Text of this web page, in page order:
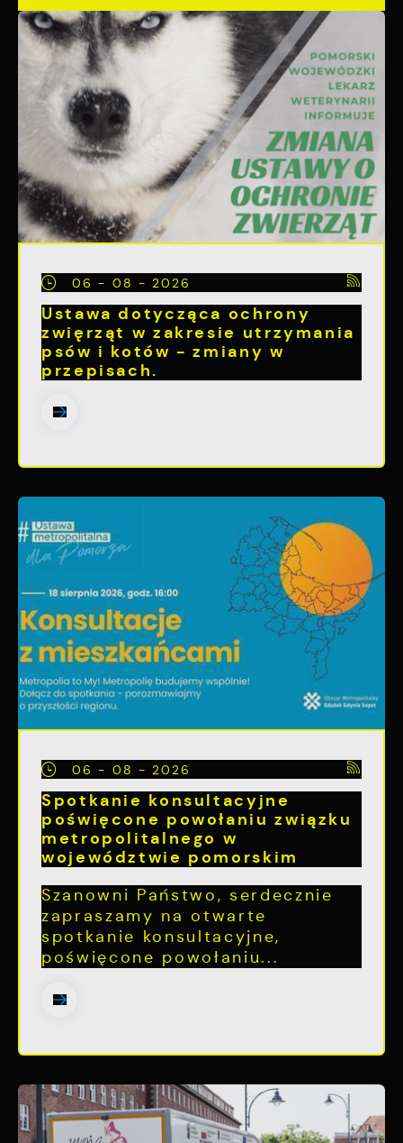
06 - 08 - 2026
Ustawa dotycząca ochrony
zwięrząt w zakresie utrzymania
psów i kotów - zmiany w
przepisach.
06 - 08 - 2026
Spotkanie konsultacyjne
poświęcone powołaniu związku
metropolitalnego w
województwie pomorskim
Szanowni Państwo, serdecznie
zapraszamy na otwarte
spotkanie konsultacyjne,
poświęcone powołaniu...